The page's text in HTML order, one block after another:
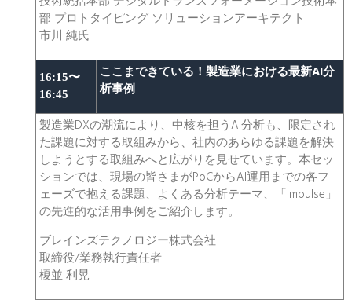
部 プロトタイピング ソリューションアーキテクト
市川 純氏
16:15〜
16:45
ここまできている！製造業における最新AI分
析事例
製造業DXの潮流により、中核を担うAI分析も、限定され
た課題に対する取組みから、社内のあらゆる課題を解決
しようとする取組みへと広がりを見せています。本セッ
ションでは、現場の皆さまがPoCからAI運用までの各フ
ェーズで抱える課題、よくある分析テーマ、「Impulse」
の先進的な活用事例をご紹介します。
ブレインズテクノロジー株式会社
取締役/業務執行責任者
榎並 利晃